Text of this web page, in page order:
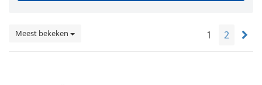
Meest bekeken 1 2